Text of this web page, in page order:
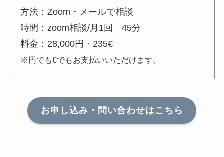
方法：Zoom・メールで相談
時間：zoom相談/月1回 45分
料金：28,000円・235€
※円でも€でもお支払いいただけます。
お申し込み・問い合わせはこちら